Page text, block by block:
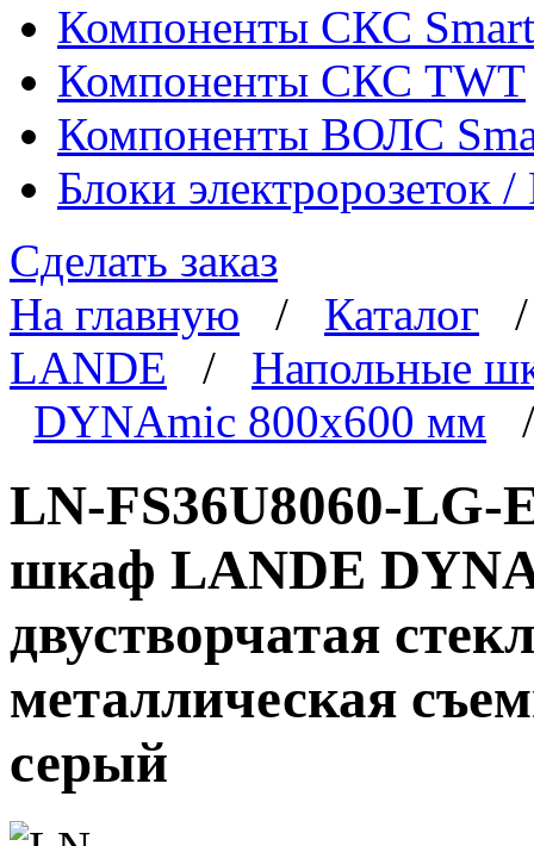
Компоненты СКС
Компоненты СКС TWT
Компоненты ВОЛС
Блоки электророзеток
Сделать заказ
На главную / Каталог
LANDE / Напольные
DYNAmic 800x600 мм
LN-FS36U8060-
шкаф LANDE
двустворчатая
металлическая
серый